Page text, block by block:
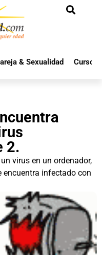
& Sexualidad Cursos
2.
virus en un ordenador,
encuentra infectado con